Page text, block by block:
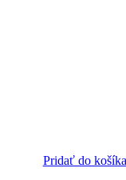
Pridať do košíka